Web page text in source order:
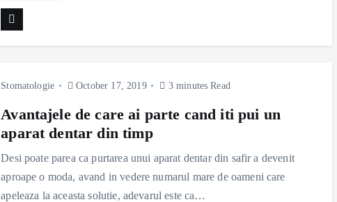
Stomatologie October 17, 2019 3 minutes Read
Avantajele de care ai parte cand iti pui un
aparat dentar din timp
Desi poate parea ca purtarea unui aparat dentar din safir a devenit
aproape o moda, avand in vedere numarul mare de oameni care
apeleaza la aceasta solutie, adevarul este ca…